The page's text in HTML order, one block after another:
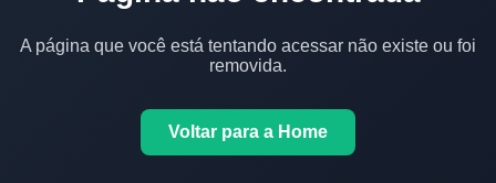
A página que você está tentando acessar não existe ou foi
removida.
Voltar para a Home